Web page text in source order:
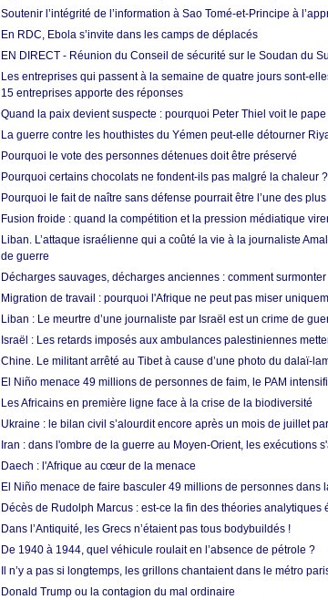
Soutenir l’intégrité de l’information à Sao Tomé-et-Principe à
En RDC, Ebola s’invite dans les camps de déplacés
EN DIRECT - Réunion du Conseil de sécurité sur le Soudan du
Les entreprises qui passent à la semaine de quatre jours sont-
15 entreprises apporte des réponses
Quand la paix devient suspecte : pourquoi Peter Thiel voit le pape
La guerre contre les houthistes du Yémen peut-elle détourner
Pourquoi le vote des personnes détenues doit être préservé
Pourquoi certains chocolats ne fondent-ils pas malgré la chaleur ?
Pourquoi le fait de naître sans défense pourrait être l’une des
Fusion froide : quand la compétition et la pression médiatique
Liban. L’attaque israélienne qui a coûté la vie à la journaliste
de guerre
Décharges sauvages, décharges anciennes : comment
Migration de travail : pourquoi l'Afrique ne peut pas miser
Liban : Le meurtre d’une journaliste par Israël est un crime de
Israël : Les retards imposés aux ambulances palestiniennes
Chine. Le militant arrêté au Tibet à cause d’une photo du dalaï-
El Niño menace 49 millions de personnes de faim, le PAM
Les Africains en première ligne face à la crise de la biodiversité
Ukraine : le bilan civil s’alourdit encore après un mois de juillet
Iran : dans l'ombre de la guerre au Moyen-Orient, les exécutions
Daech : l'Afrique au cœur de la menace
El Niño menace de faire basculer 49 millions de personnes dans
Décès de Rudolph Marcus : est-ce la fin des théories analytiques
Dans l’Antiquité, les Grecs n’étaient pas tous bodybuildés !
De 1940 à 1944, quel véhicule roulait en l’absence de pétrole ?
Il n’y a pas si longtemps, les grillons chantaient dans le métro
Donald Trump ou la contagion du mal ordinaire